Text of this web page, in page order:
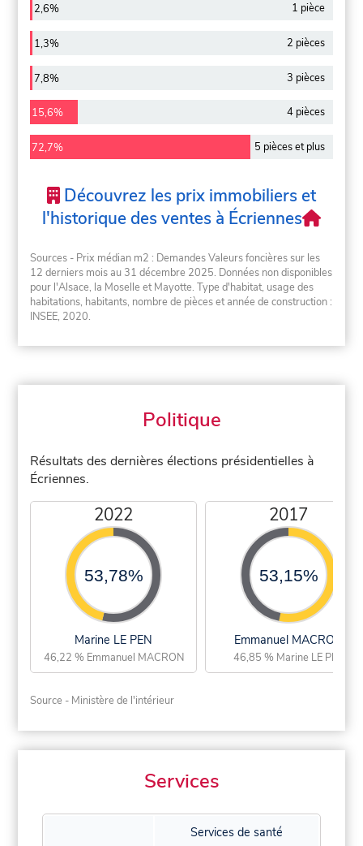
2,6% 1 pièce
1,3% 2 pièces
7,8% 3 pièces
15,6% 4 pièces
72,7% 5 pièces et plus
Découvrez les prix immobiliers et
l'historique des ventes à Écriennes
Sources - Prix médian m2 : Demandes Valeurs foncières sur les
12 derniers mois au 31 décembre 2025. Données non disponibles
pour l'Alsace, la Moselle et Mayotte. Type d'habitat, usage des
habitations, habitants, nombre de pièces et année de construction :
INSEE, 2020.
Politique
Résultats des dernières élections présidentielles à
Écriennes.
2022
53,78%
Marine LE PEN
46,22 % Emmanuel MACRON
2017
53,15%
Emmanuel MACRON
46,85 % Marine LE PEN
Source - Ministère de l'intérieur
Services
Services de santé